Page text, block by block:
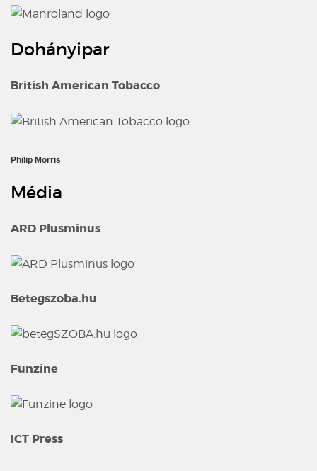
Dohányipar
British American Tobacco
Philip Morris
Média
ARD Plusminus
Betegszoba.hu
Funzine
ICT Press